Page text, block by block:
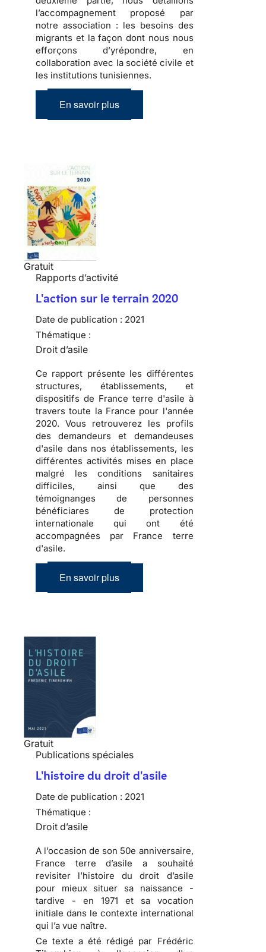
l’accompagnement proposé par
notre association : les besoins des
migrants et la façon dont nous nous
efforçons d’yrépondre, en
collaboration avec la société civile et
les institutions tunisiennes.
En savoir plus
Gratuit
Rapports d’activité
L'action sur le terrain 2020
Date de publication : 2021
Thématique :
Droit d’asile
Ce rapport présente les différentes
structures, établissements, et
dispositifs de France terre d'asile à
travers toute la France pour l'année
2020. Vous retrouverez les profils
des demandeurs et demandeuses
d'asile dans nos établissements, les
différentes activités mises en place
malgré les conditions sanitaires
difficiles, ainsi que des
témoignanges de personnes
bénéficiares de protection
internationale qui ont été
accompagnées par France terre
d'asile.
En savoir plus
Gratuit
Publications spéciales
L'histoire du droit d'asile
Date de publication : 2021
Thématique :
Droit d’asile
A l’occasion de son 50e anniversaire,
France terre d’asile a souhaité
revisiter l’histoire du droit d’asile
pour mieux situer sa naissance -
tardive - en 1971 et sa vocation
initiale dans le contexte international
qui l’a vue naître.
Ce texte a été rédigé par Frédéric